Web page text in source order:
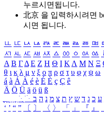
누르시면됩니다.
北京 을 입력하시려면
시면 됩니다.
ㅥ ㅦ ㅧ ㅨ ㅩ ㅪ ㅫ ㅬ ㅭ ㅮ
ㅺ ㅻ ㅼ ㅽ ㅾ ㅿ ㆀ ㆁ ㆂ ㆃ
Α Β ΓΔ Ε Ζ Η Θ Ι ΚΛ Μ Ν Ξ
θ ι κ λ μ ν ξ ο π ρ σ τ υ φ χ ψ ω
á à Á À é è É È ç Ç ê
Ä Ö Ü ä ö ü ß
ִֶֹ ֻּ ׁׂ ע כ ג ד ש ץ ת צ מ נ ה ב
‘ ’ “ ” 〔 〕 〈 〉 「 」 『 』